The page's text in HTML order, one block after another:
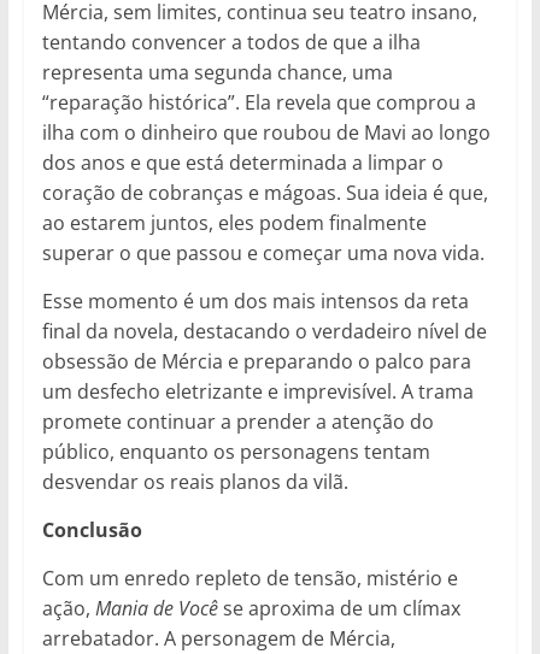
Mércia, sem limites, continua seu teatro insano,
tentando convencer a todos de que a ilha
representa uma segunda chance, uma
“reparação histórica”. Ela revela que comprou a
ilha com o dinheiro que roubou de Mavi ao longo
dos anos e que está determinada a limpar o
coração de cobranças e mágoas. Sua ideia é que,
ao estarem juntos, eles podem finalmente
superar o que passou e começar uma nova vida.
Esse momento é um dos mais intensos da reta
final da novela, destacando o verdadeiro nível de
obsessão de Mércia e preparando o palco para
um desfecho eletrizante e imprevisível. A trama
promete continuar a prender a atenção do
público, enquanto os personagens tentam
desvendar os reais planos da vilã.
Conclusão
Com um enredo repleto de tensão, mistério e
ação, Mania de Vocêse aproxima de um clímax
arrebatador. A personagem de Mércia,